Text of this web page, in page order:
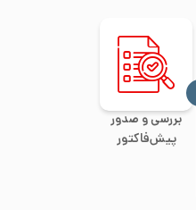
بررسی و صدور
پیش‌فاکتور